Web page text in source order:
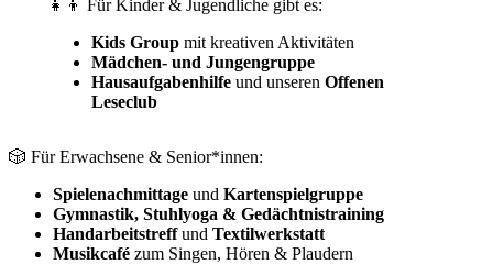
👧👦 Für Kinder & Jugendliche gibt es:
Kids Groupmit kreativen Aktivitäten
Mädchen- und Jungengruppe
Hausaufgabenhilfeund unseren Offenen
Leseclub
🎲 Für Erwachsene & Senior*innen:
Spielenachmittage und Kartenspielgruppe
Gymnastik, Stuhlyoga & Gedächtnistraining
Handarbeitstreffund Textilwerkstatt
Musikcafé zum Singen, Hören & Plaudern